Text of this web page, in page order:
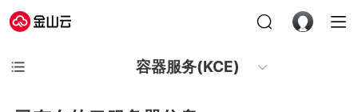
容器服务(KCE)